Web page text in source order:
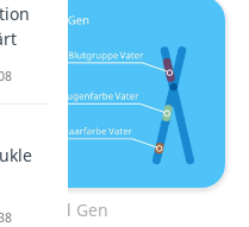
Allel und Gen